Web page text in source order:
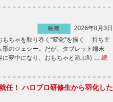
映画
2026年8月3日
ちゃを取り巻く“変化”を描く 持ち主
のジェシー。だが、タブレット端末
に夢中になり、おもちゃと遊ぶ時 … 続
任！ ハロプロ研修生から羽化した